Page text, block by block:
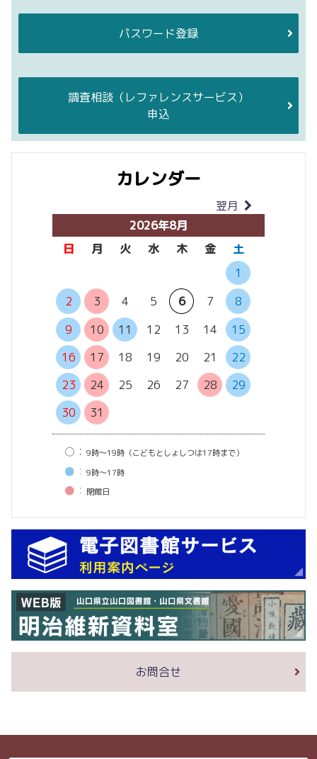
パスワード登録
調査相談 （レファレンスサービス）
申込
カレンダー
翌月
2026年8月
日
月 火 水 木 金
土
1
2
3 4 5 6 7
8
9
10 11 12 13 14
15
16
17 18 19 20 21
22
23
24 25 26 27 28
29
30
31
○： 9時〜19時（こどもとしょしつは17時まで）
●： 9時〜17時
●： 閉館⽇
お問合せ